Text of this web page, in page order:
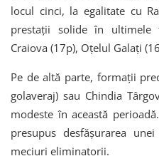
locul cinci, la egalitate cu
prestații solide în ultimele
Craiova (17p), Oțelul Galați
Pe de altă parte, formații
golaveraj) sau Chindia
modeste în această
presupus desfășurarea
meciuri eliminatorii.